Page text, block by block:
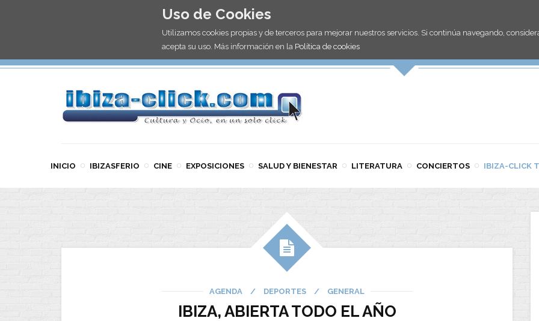
Uso de Cookies
Utilizamos cookies propias y de terceros para mejorar nuestros servicios. Si continúa navegando,
acepta su uso. Más información en la Política de cookies
INICIO IBIZASFERIO CINE EXPOSICIONES SALUD Y BIENESTAR LITERATURA CONCIERTOS IBIZA-CLICK
AGENDA / DEPORTES / GENERAL
IBIZA, ABIERTA TODO EL AÑO